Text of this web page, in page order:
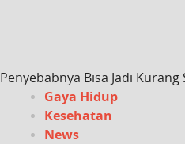
Penyebabnya Bisa Jadi Kurang
Gaya Hidup
Kesehatan
News